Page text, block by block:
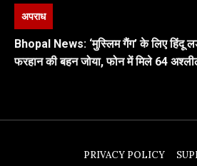
अपराध
Bhopal News: ‘मुस्लिम गैंग’ के लिए हिंदू
फरहान की बहन जोया, फोन में मिले 64
PRIVACY POLICY